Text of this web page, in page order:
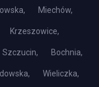
Miechów,
Krzeszowice,
Szczucin, Bochnia,
Wieliczka,